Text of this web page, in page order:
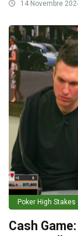
14 Novembre
Poker High Stakes
Cash